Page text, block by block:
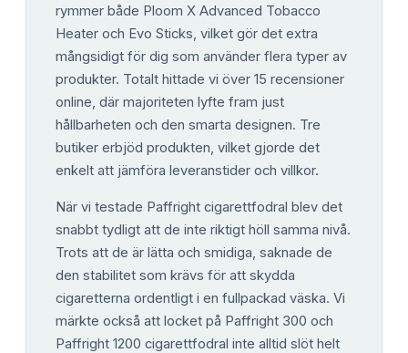
rymmer både Ploom X Advanced Tobacco
Heater och Evo Sticks, vilket gör det extra
mångsidigt för dig som använder flera typer av
produkter. Totalt hittade vi över 15 recensioner
online, där majoriteten lyfte fram just
hållbarheten och den smarta designen. Tre
butiker erbjöd produkten, vilket gjorde det
enkelt att jämföra leveranstider och villkor.
När vi testade Paffright cigarettfodral blev det
snabbt tydligt att de inte riktigt höll samma nivå.
Trots att de är lätta och smidiga, saknade de
den stabilitet som krävs för att skydda
cigaretterna ordentligt i en fullpackad väska. Vi
märkte också att locket på Paffright 300 och
Paffright 1200 cigarettfodral inte alltid slöt helt